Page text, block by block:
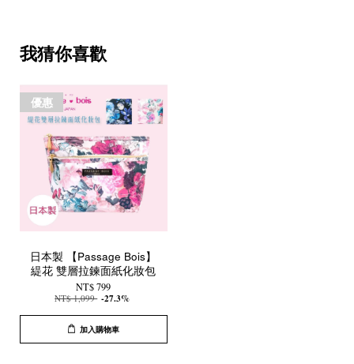
我猜你喜歡
優惠
日本製 【Passage Bois】
緹花 雙層拉鍊面紙化妝包
NT$ 799
NT$ 1,099 -27.3%
加入購物車